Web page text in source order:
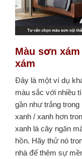
Màu sơn
xám
Đây là một ví dụ
màu sắc với nhiều
gần như trắng
xanh / xanh hơn
xanh lá cây ngăn
hồn. Hãy thử nó
nhà để thêm sự